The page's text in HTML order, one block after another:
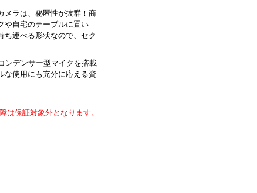
メラは、秘匿性が抜群！商
や自宅のテーブルに置い
ち運べる形状なので、セク
ンデンサー型マイクを搭載
な使用にも充分に応える資
は保証対象外となります。